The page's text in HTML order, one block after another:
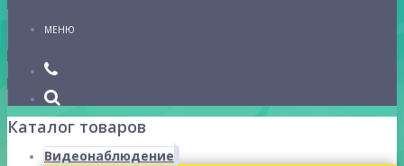
МЕНЮ
Каталог товаров
Видеонаблюдение